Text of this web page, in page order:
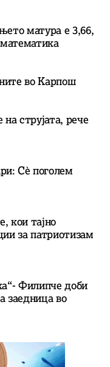
матура е 3,66,
во Карпош
струјата, рече
Сè поголем
тајно
за патриотизам
Филипче доби
заедница во